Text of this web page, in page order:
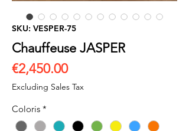
SKU: VESPER-75
Chauffeuse JASPER
€2,450.00Price
Excluding Sales Tax
Coloris *